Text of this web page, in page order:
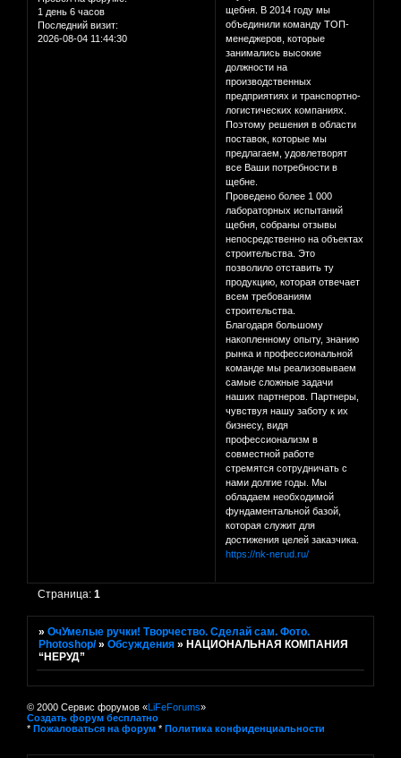
1 день 6 часов
Последний визит:
2026-08-04 11:44:30
щебня. В 2014 году мы
объединили команду ТОП-
менеджеров, которые
занимались высокие
должности на
производственных
предприятиях и транспортно-
логистических компаниях.
Поэтому решения в области
поставок, которые мы
предлагаем, удовлетворят
все Ваши потребности в
щебне.
Проведено более 1 000
лабораторных испытаний
щебня, собраны отзывы
непосредственно на объектах
строительства. Это
позволило отставить ту
продукцию, которая отвечает
всем требованиям
строительства.
Благодаря большому
накопленному опыту, знанию
рынка и профессиональной
команде мы реализовываем
самые сложные задачи
наших партнеров. Партнеры,
чувствуя нашу заботу к их
бизнесу, видя
профессионализм в
совместной работе
стремятся сотрудничать с
нами долгие годы. Мы
обладаем необходимой
фундаментальной базой,
которая служит для
достижения целей заказчика.
https://nk-nerud.ru/
Страница:1
»ОчУмелые ручки! Творчество. Сделай сам. Фото.
Photoshop/ »Обсуждения »НАЦИОНАЛЬНАЯ КОМПАНИЯ
“НЕРУД”
© 2000 Сервис форумов «LiFeForums»
Создать форум бесплатно
* Пожаловаться на форум * Политика конфиденциальности